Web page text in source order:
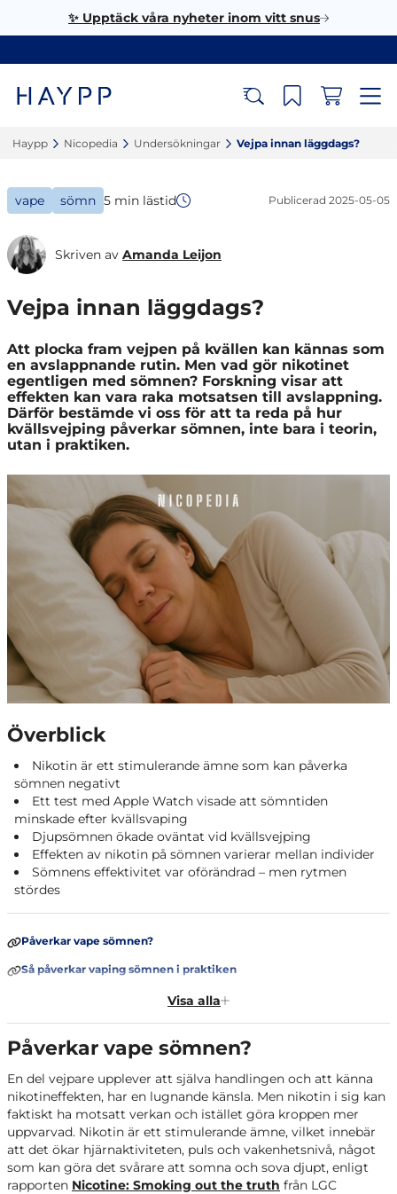
✨ Upptäck våra nyheter inom vitt snus
Haypp‎ Nicopedia‎ Undersökningar‎ Vejpa innan läggdags?‎
vape sömn 5 min lästid Publicerad 2025-05-05
Skriven av Amanda Leijon
Vejpa innan läggdags?
Att plocka fram vejpen på kvällen kan kännas som
en avslappnande rutin. Men vad gör nikotinet
egentligen med sömnen? Forskning visar att
effekten kan vara raka motsatsen till avslappning.
Därför bestämde vi oss för att ta reda på hur
kvällsvejping påverkar sömnen, inte bara i teorin,
utan i praktiken.
Överblick
Nikotin är ett stimulerande ämne som kan påverka
sömnen negativt
Ett test med Apple Watch visade att sömntiden
minskade efter kvällsvaping
Djupsömnen ökade oväntat vid kvällsvejping
Effekten av nikotin på sömnen varierar mellan individer
Sömnens effektivitet var oförändrad – men rytmen
stördes
Påverkar vape sömnen?
Så påverkar vaping sömnen i praktiken
Sammanfattning
FAQ
Källor
Visa alla
Påverkar vape sömnen?
En del vejpare upplever att själva handlingen och att känna
nikotineffekten, har en lugnande känsla. Men nikotin i sig kan
faktiskt ha motsatt verkan och istället göra kroppen mer
uppvarvad. Nikotin är ett stimulerande ämne, vilket innebär
att det ökar hjärnaktiviteten, puls och vakenhetsnivå, något
som kan göra det svårare att somna och sova djupt, enligt
rapporten Nicotine: Smoking out the truth från LGC